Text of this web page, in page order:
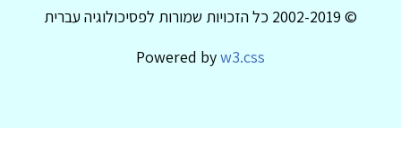
© 2002-2019 כל הזכויות שמורות לפסיכולוגיה עברית
Powered byw3.css